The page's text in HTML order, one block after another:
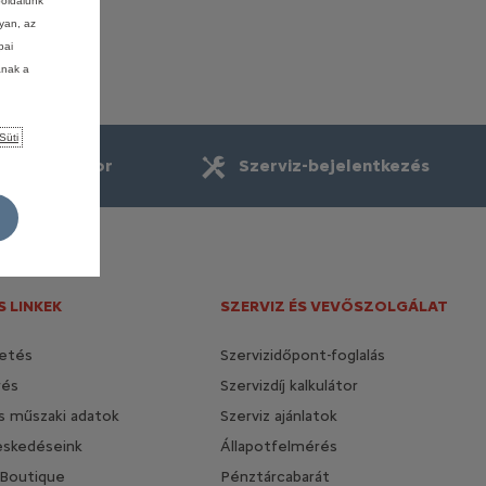
Konfigurátor Szerviz-bejelentkezés
LINKEK
műszaki adatok
SZERVIZ ÉS VEVŐSZOLGÁLAT
Szervizidőpont-foglalás
Szervizdíj kalkulátor
Szerviz ajánlatok
Állapotfelmérés
Pénztárcabarát
az
a
Süti